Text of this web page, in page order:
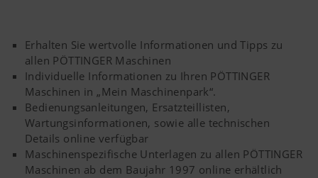
Erhalten Sie wertvolle Informationen und Tipps zu
allen PÖTTINGER Maschinen
Individuelle Informationen zu Ihren PÖTTINGER
Maschinen in „Mein Maschinenpark“.
Bedienungsanleitungen, Ersatzteillisten,
Wartungsinformationen, sowie alle technischen
Details online verfügbar
Maschinenspezifische Unterlagen zu allen PÖTTINGER
Maschinen ab dem Baujahr 1997 online erhältlich